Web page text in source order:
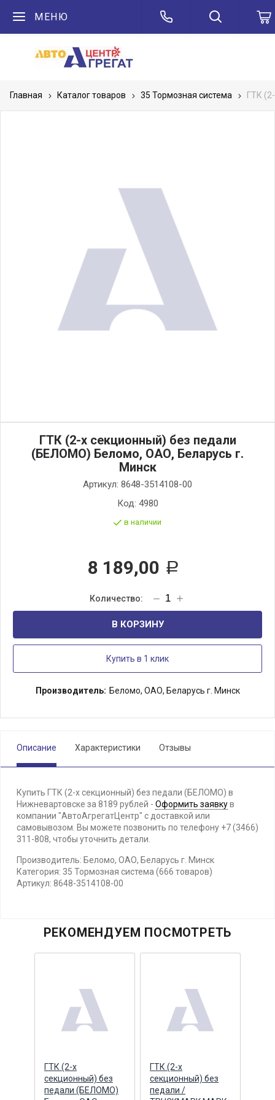
МЕНЮ
Главная Каталог товаров 35 Тормозная система ГТК
ГТК (2-х секционный) без педали
(БЕЛОМО) Беломо, ОАО, Беларусь г.
Минск
Артикул: 8648-3514108-00
Код: 4980
в наличии
8 189,00 Р
В КОРЗИНУ
Купить в 1 клик
Производитель: Беломо, ОАО, Беларусь г. Минск
Описание Характеристики Отзывы
Купить ГТК (2-х секционный) без педали (БЕЛОМО) в
Нижневартовске за 8189 рублей - Оформить заявкув
компании "АвтоАгрегатЦентр" с доставкой или
самовывозом. Вы можете позвонить по телефону +7 (3466)
311-808, чтобы уточнить детали.
Производитель: Беломо, ОАО, Беларусь г. Минск
Категория: 35 Тормозная система (666 товаров)
Артикул: 8648-3514108-00
РЕКОМЕНДУЕМ ПОСМОТРЕТЬ
ГТК (2-х
секционный) без
педали (БЕЛОМО)
ГТК (2-х
секционный) без
педали /